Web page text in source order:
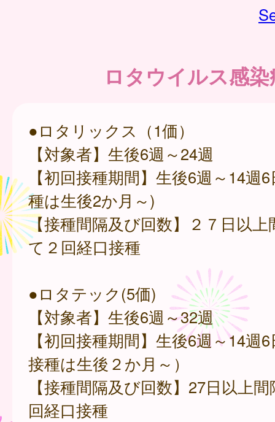
ロタウイルス感染
●ロタリックス（1価）
【対象者】生後6週～24週
【初回接種期間】生後6週～14週
種は生後2か月～)
【接種間隔及び回数】２７日以
て２回経口接種
●ロタテック(5価)
【対象者】生後6週～32週
【初回接種期間】生後6週～14週
接種は生後２か月～）
【接種間隔及び回数】27日以上
回経口接種